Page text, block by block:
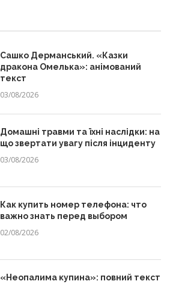
Сашко Дерманський. «Казки
дракона Омелька»: анімований
текст
03/08/2026
Домашні травми та їхні наслідки: на
що звертати увагу після інциденту
03/08/2026
Как купить номер телефона: что
важно знать перед выбором
02/08/2026
«Неопалима купина»: повний текст